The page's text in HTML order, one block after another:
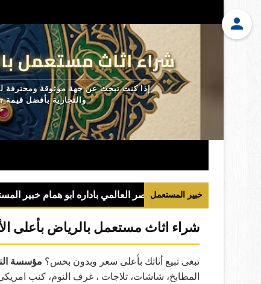
شراء اثاث مستعمل
إذا كنت تبحث عن جهة موثوقة ومحترفة
والتجارية بأفضل
خبير المستعمل
شراء اثاث مستعمل بالرياض بأعلى
تبغى تبيع أثاثك بأعلى سعر وبدون بخس؟ مؤسسة
المطابخ، شاشات، تلاجات ، غرف النوم، كنب